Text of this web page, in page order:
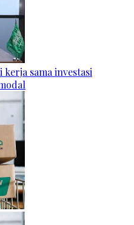
sama investasi